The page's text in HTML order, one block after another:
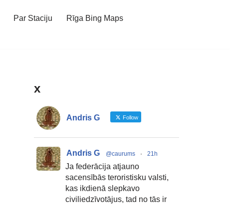
Par Staciju
Rīga Bing Maps
x
Andris G Follow
Andris G @caurums · 21h
Ja federācija atjauno
sacensībās teroristisku valsti,
kas ikdienā slepkavo
civiliedzīvotājus, tad no tās ir